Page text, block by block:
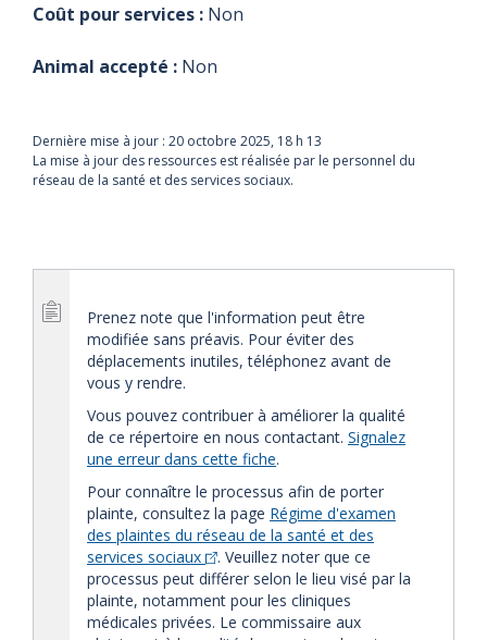
Coût pour services : Non
Animal accepté : Non
Dernière mise à jour : 20 octobre 2025, 18 h 13
La mise à jour des ressources est réalisée par le personnel du
réseau de la santé et des services sociaux.
Prenez note que l'information peut être
modifiée sans préavis. Pour éviter des
déplacements inutiles, téléphonez avant de
vous y rendre.
Vous pouvez contribuer à améliorer la qualité
de ce répertoire en nous contactant. Signalez
une erreur dans cette fiche.
Pour connaître le processus afin de porter
plainte, consultez la page Régime d'examen
des plaintes du réseau de la santé et des
services sociaux
. Veuillez noter que ce
processus peut différer selon le lieu visé par la
plainte, notamment pour les cliniques
médicales privées. Le commissaire aux